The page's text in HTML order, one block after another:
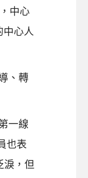
中心
中心人
、轉
一線
也表
淚，但